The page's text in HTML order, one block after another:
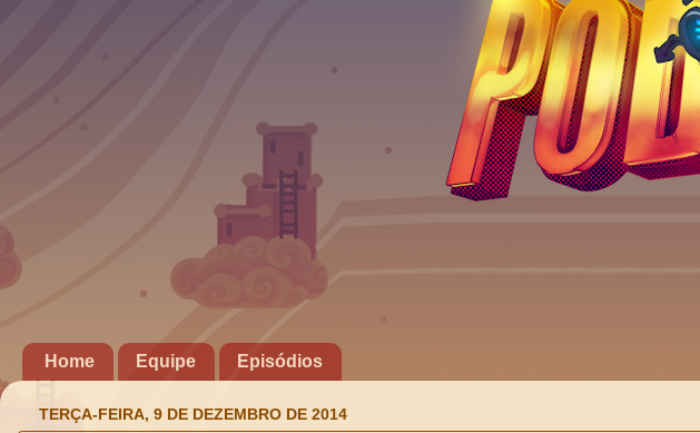
Home Equipe Episódios
TERÇA-FEIRA, 9 DE DEZEMBRO DE 2014